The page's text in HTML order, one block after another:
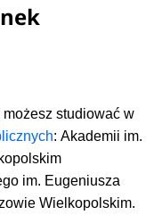
studiować w
:Akademii im.
im. Eugeniusza
Wielkopolskim.